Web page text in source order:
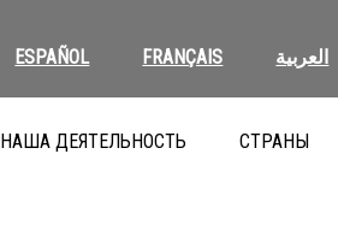
ESPAÑOL FRANÇAIS العربية
НАША ДЕЯТЕЛЬНОСТЬ СТРАНЫ